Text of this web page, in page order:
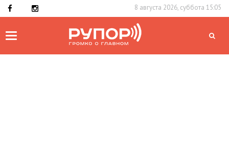
8 августа 2026, суббота 15:05
Toggle